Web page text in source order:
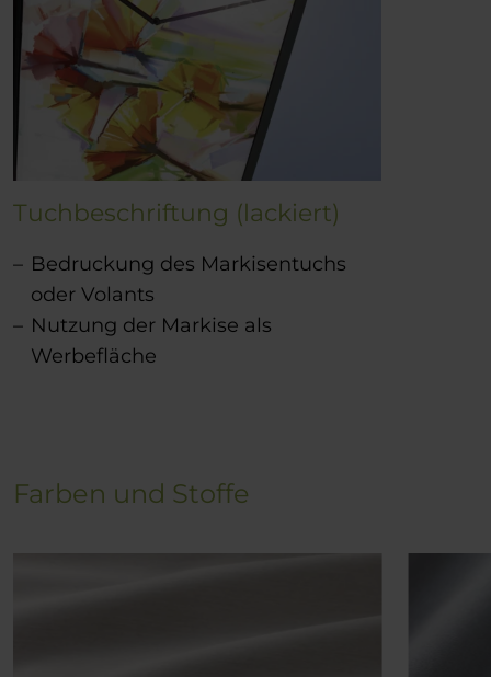
Tuchbeschriftung (lackiert)
Bedruckung des Markisentuchs
oder Volants
Nutzung der Markise als
Werbefläche
Farben und Stoffe